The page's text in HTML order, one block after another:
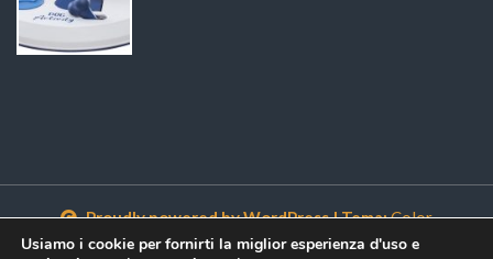
Proudly powered by WordPress|Tema:Color
NewsMagazine WordPress Theme
Postmagthemes
Usiamo i cookie per fornirti la miglior esperienza d'uso e